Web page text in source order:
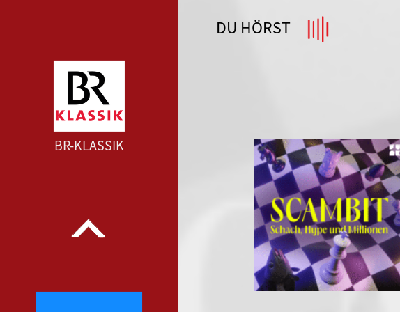
WDR 4 --- WDR 4 ---
BR-KLASSIK
DU HÖRST